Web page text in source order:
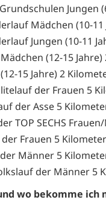
Jungen
Mädchen (10-
Jungen (10-11
(12-15
15 Jahre) 2
der Frauen 5
der Asse 5
TOP SECHS
Frauen 5 Kilometer
Männer 5
der Männer 5
wo bekomme ich